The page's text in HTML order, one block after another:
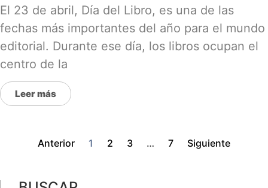
El 23 de abril, Día del Libro, es una de las
fechas más importantes del año para el mundo
editorial. Durante ese día, los libros ocupan el
centro de la
Leer más
Anterior 1 2 3 … 7 Siguiente